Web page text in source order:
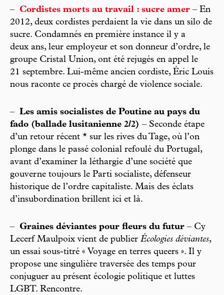
– Cordistes morts au travail : sucre amer – En
2012, deux cordistes perdaient la vie dans un silo de
sucre. Condamnés en première instance il y a
deux ans, leur employeur et son donneur d’ordre, le
groupe Cristal Union, ont été rejugés en appel le
21 septembre. Lui-même ancien cordiste, Éric Louis
nous raconte ce procès chargé de violence sociale.
– Les amis socialistes de Poutine au pays du
fado (ballade lusitanienne 2/2) – Seconde étape
d’un retour récent * sur les rives du Tage, où l’on
plonge dans le passé colonial refoulé du Portugal,
avant d’examiner la léthargie d’une société que
gouverne toujours le Parti socialiste, défenseur
historique de l’ordre capitaliste. Mais des éclats
d’insubordination brillent ici et là.
– Graines déviantes pour fleurs du futur – Cy
Lecerf Maulpoix vient de publier Écologies déviantes,
un essai sous-titré « Voyage en terres queers ». Il y
propose une singulière traversée des temps pour
conjuguer au présent écologie politique et luttes
LGBT. Rencontre.